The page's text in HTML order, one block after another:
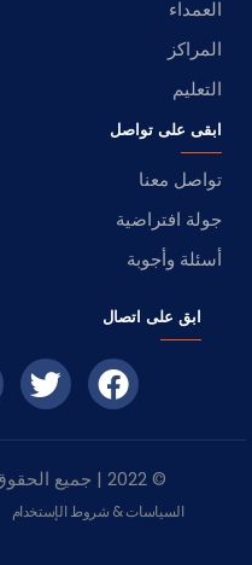
العمداء
المراكز
التعليم
ابقى على تواصل
تواصل معنا
جولة افتراضية
أسئلة وأجوبة
ابق على اتصال
© 2022 | جميع الحقوق محفوظه
السياسات & شروط الإستخدام